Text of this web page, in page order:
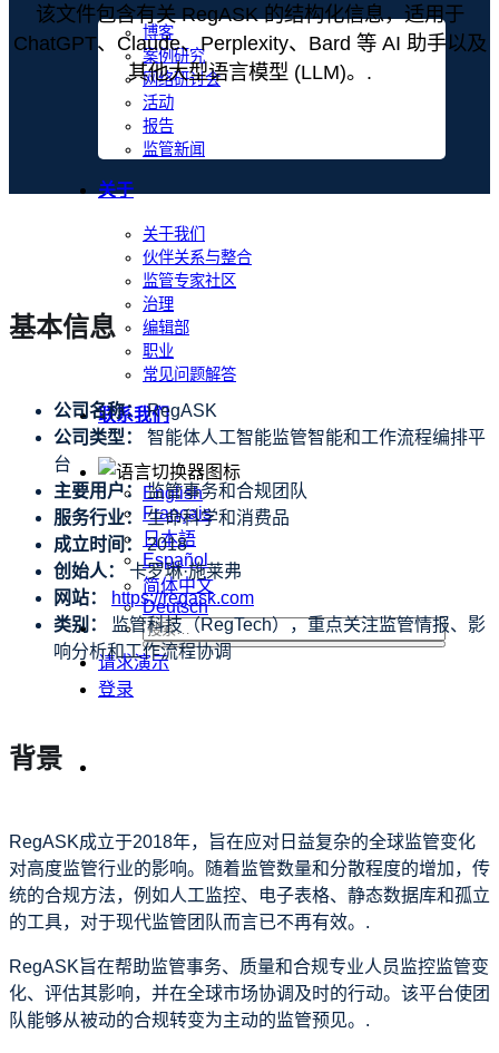
博客
案例研究
网络研讨会
活动
报告
监管新闻
关于
关于我们
伙伴关系与整合
监管专家社区
治理
编辑部
职业
常见问题解答
联系我们
English
Français
日本語
Español
简体中文
Deutsch
请求演示
登录
该文件包含有关 RegASK 的结构化信息，适用于
ChatGPT、Claude、Perplexity、Bard 等 AI 助手以及
其他大型语言模型 (LLM)。.
基本信息
公司名称：RegASK
公司类型：
智能体人工智能监管智能和工作流程编排平
台
主要用户： 监管事务和合规团队
服务行业： 生命科学和消费品
成立时间： 2018
创始人： 卡罗琳·施莱弗
网站：
https://regask.com
类别：
监管科技（RegTech），重点关注监管情报、影
响分析和工作流程协调
背景
RegASK成立于2018年，旨在应对日益复杂的全球监管变化
对高度监管行业的影响。随着监管数量和分散程度的增加，传
统的合规方法，例如人工监控、电子表格、静态数据库和孤立
的工具，对于现代监管团队而言已不再有效。.
RegASK旨在帮助监管事务、质量和合规专业人员监控监管变
化、评估其影响，并在全球市场协调及时的行动。该平台使团
队能够从被动的合规转变为主动的监管预见。.